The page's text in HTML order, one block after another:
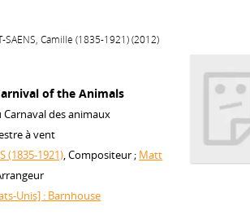
Camille (1835-1921) (2012)
of the Animals
des animaux
à vent
(1835-1921), Compositeur ; Matt
Unis] : Barnhouse